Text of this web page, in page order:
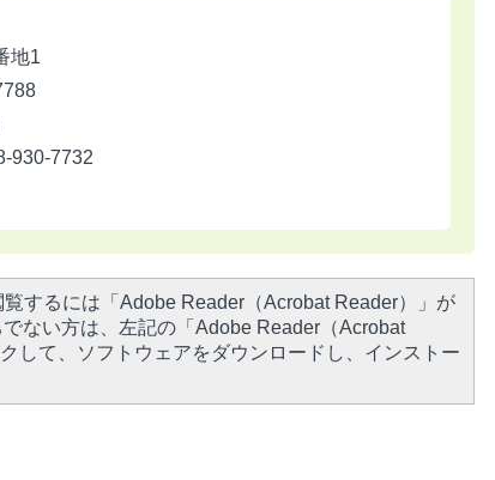
地1
930-7732
するには「Adobe Reader（Acrobat Reader）」が
ない方は、左記の「Adobe Reader（Acrobat
して、ソフトウェアをダウンロードし、インストー